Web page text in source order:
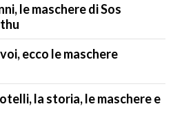
le maschere di Sos
ecco le maschere
la storia, le maschere e